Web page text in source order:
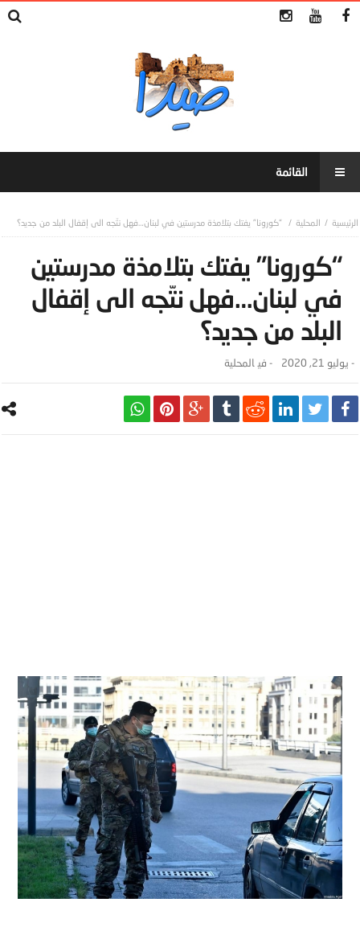
المحلية “كورونا” يفتك بتلامذة مدرستين في لبنان…فهل نتّجه الى إقفال البلد من جديد؟
“كورونا” يفتك بتلامذة مدرستين
في لبنان…فهل نتّجه الى إقفال
البلد من جديد؟
- يوليو 21, 2020 - ‎في المحلية